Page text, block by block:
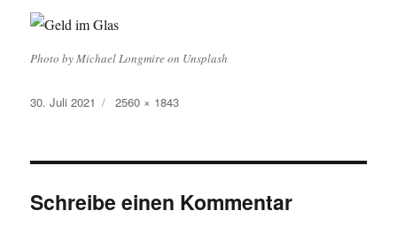
Photo by Michael Longmire on Unsplash
Veröffentlicht
30. Juli 2021 Originalgröße
2560 × 1843
Schreibe einen Kommentar